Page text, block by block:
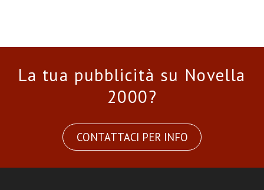
La tua pubblicità su Novella
2000?
CONTATTACI PER INFO